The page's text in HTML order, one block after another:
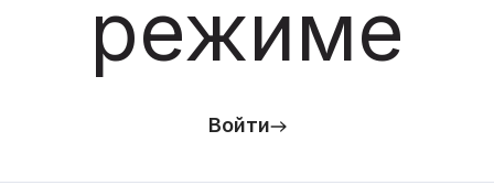
режиме
Войти